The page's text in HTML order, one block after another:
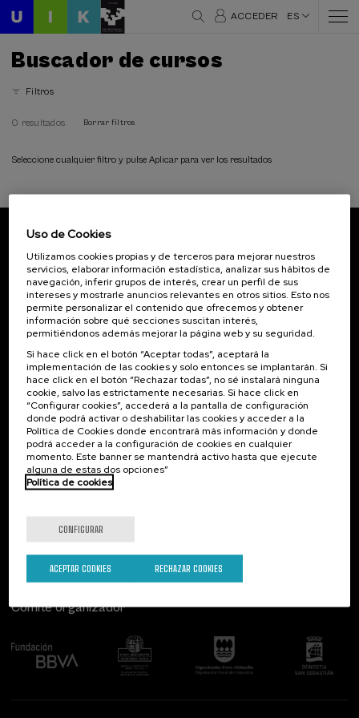
ACCEDER ES
Buscador de cursos
Filtros
0 resultados Borrar filtros
Seleccione cualquier filtro y pulse Aplicar para ver los resultados
Inscríbete para ser el primero/a en recibir las
novedades de UIK.
Suscribirse
Contacto
Palacio Miramar
Paseo de Miraconcha, 48
20007 Donostia / San Sebastián
Gipuzkoa, Spain
Contacta con nosotros
De interés...
Actividades anteriores
Comité organizador
Uso de Cookies
Utilizamos cookies propias y de terceros para mejorar nuestros
servicios, elaborar información estadística, analizar sus hábitos de
navegación, inferir grupos de interés, crear un perfil de sus
intereses y mostrarle anuncios relevantes en otros sitios. Esto nos
permite personalizar el contenido que ofrecemos y obtener
información sobre qué secciones suscitan interés,
permitiéndonos además mejorar la página web y su seguridad.
Si hace click en el botón “Aceptar todas”, aceptará la
implementación de las cookies y solo entonces se implantarán. Si
hace click en el botón “Rechazar todas”, no sé instalará ninguna
cookie, salvo las estrictamente necesarias. Si hace click en
“Configurar cookies”, accederá a la pantalla de configuración
donde podrá activar o deshabilitar las cookies y acceder a la
Política de Cookies donde encontrará más información y donde
podrá acceder a la configuración de cookies en cualquier
momento. Este banner se mantendrá activo hasta que ejecute
alguna de estas dos opciones”
Política de cookies
CONFIGURAR
RECHAZAR COOKIES
ACEPTAR COOKIES